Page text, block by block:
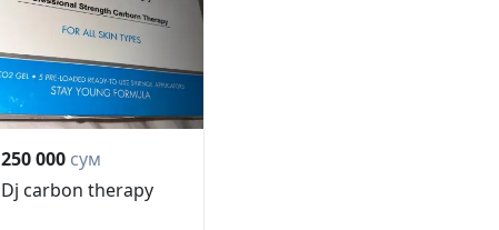
250 000 сум
Dj carbon therapy